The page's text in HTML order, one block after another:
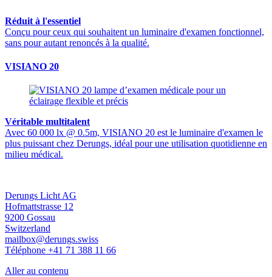
Réduit à l'essentiel
Conçu pour ceux qui souhaitent un luminaire d'examen fonctionnel,
sans pour autant renoncés à la qualité.
VISIANO 20
Véritable multitalent
Avec 60 000 lx @ 0.5m, VISIANO 20 est le luminaire d'examen le
plus puissant chez Derungs, idéal pour une utilisation quotidienne en
milieu médical.
Derungs Licht AG
Hofmattstrasse 12
9200 Gossau
Switzerland
mailbox@derungs.swiss
Téléphone +41 71 388 11 66
Aller au contenu